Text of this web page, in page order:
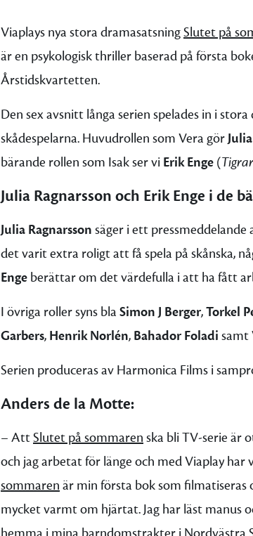
Viaplays nya stora dramasatsningSlutet på
är en psykologisk thriller baserad på första
Årstidskvartetten.
Den sex avsnitt långa serien spelades in i
skådespelarna. Huvudrollen som Vera gör
bärande rollen som Isak ser vi Erik Enge (Tigrar
Julia Ragnarsson och Erik Enge i de
Julia Ragnarsson säger i ett
det varit extra roligt att få spela på skånska,
Enge berättar om det värdefulla i att ha fått
I övriga roller syns bla Simon J Berger,Torkel
Garbers, Henrik Norlén, Bahador Foladi samt
Serien produceras av Harmonica Films i
Anders de la Motte:
– AttSlutet på sommaren ska bli TV-serie är
och jag arbetat för länge och med Viaplay
sommaren är min första bok som filmatiseras
mycket varmt om hjärtat. Jag har läst manus